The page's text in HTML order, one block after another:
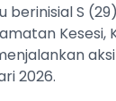
berinisial S
Kesesi,
2026.